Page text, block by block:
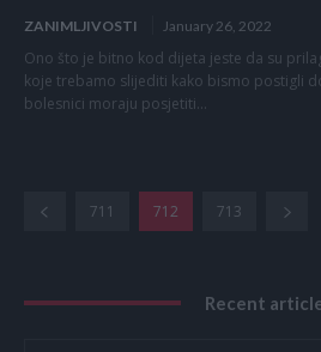
ZANIMLJIVOSTI January 26, 2022
Ono što je bitno kod dijeta jeste da su
koje trebamo slijediti kako bismo postigli
bolesnici moraju posjetiti...
711 712 713
Recent